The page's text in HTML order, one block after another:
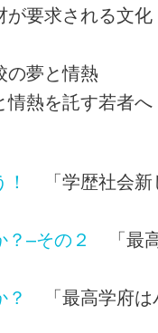
が要求される文
の夢と情熱
情熱を託す若者へ
「学歴社会新
–その２
「最
「最高学府は